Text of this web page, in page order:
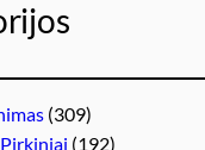
(309)
Pirkiniai (192)